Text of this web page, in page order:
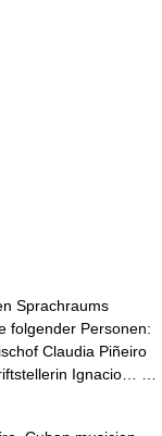
Sprachraums
folgender Personen:
Claudia Piñeiro
Ignacio… …